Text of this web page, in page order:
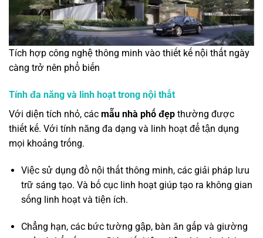
Tích hợp công nghệ thông minh vào thiết kế nội thất ngày
càng trở nên phổ biến
Tính đa năng và linh hoạt trong nội thất
Với diện tích nhỏ, các mẫu nhà phố đẹp thường được
thiết kế. Với tính năng đa dạng và linh hoạt để tận dụng
mọi khoảng trống.
Việc sử dụng đồ nội thất thông minh, các giải pháp lưu
trữ sáng tạo. Và bố cục linh hoạt giúp tạo ra không gian
sống linh hoạt và tiện ích.
Chẳng hạn, các bức tường gập, bàn ăn gấp và giường